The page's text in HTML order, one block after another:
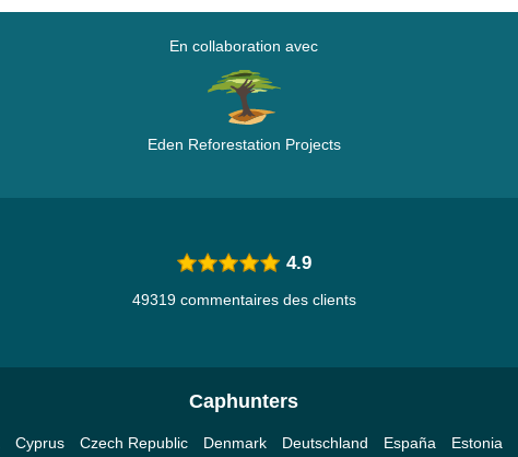
En collaboration avec
Eden Reforestation Projects
4.9
49319 commentaires des clients
Caphunters
Cyprus Czech Republic Denmark Deutschland España Estonia